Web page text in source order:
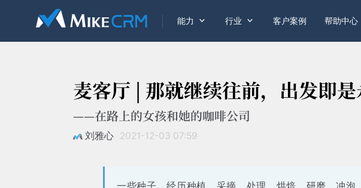
能力  行业  客户案例 帮助中心
麦客厅 | 那就继续往前，出发即
——在路上的女孩和她的咖啡公司
刘雅心 2021-12-03 07:59
一些种子，经历种植、采摘、处理、烘焙、研磨、冲泡